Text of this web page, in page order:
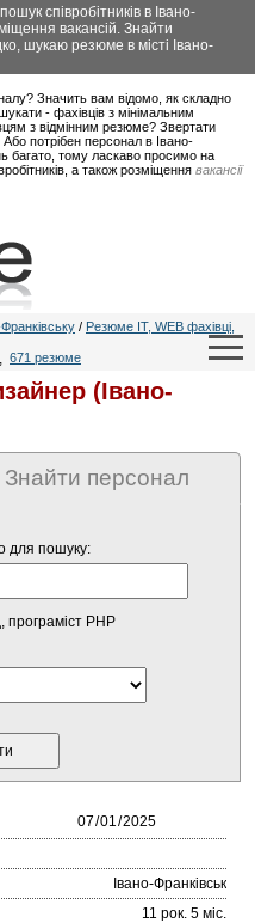
співробітників в Івано-
вакансій. Знайти
шукаю резюме в місті Івано-
Значить вам відомо, як складно
шукати - фахівців з мінімальним
з відмінним резюме? Звертати
потрібен персонал в Івано-
багато, тому ласкаво просимо на
а також розміщення вакансії
/ Резюме IT, WEB фахівці,
, 671 резюме
(Івано-
Знайти персонал
для пошуку:
програміст PHP
Івано-Франківськ
11 рок. 5 міc.